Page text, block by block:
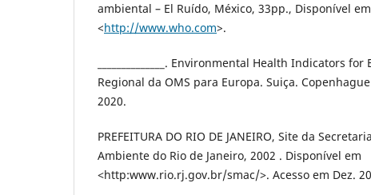
ambiental – El Ruído, México, 33pp., Disponível
<http://www.who.com>.
______________. Environmental Health Indicators
Regional da OMS para Europa. Suiça.
2020.
PREFEITURA DO RIO DE JANEIRO, Site da
Ambiente do Rio de Janeiro, 2002 . Disponível em
˂http:www.rio.rj.gov.br/smac/˃. Acesso em Dez.